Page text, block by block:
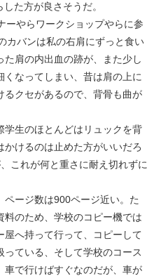
た方が良さそうだ。
ーやらワークショップやらに参
カバンは私の右肩にずっと食い
肩の内出血の跡が、また少し
なってしまい、昔は肩の上に
るクセがあるので、背骨も曲が
学生のほとんどはリュックを背
けるのは止めた方がいいだろ
これが何と重さに耐え切れずに
ージ数は900ページ近い。た
のため、学校のコピー機では
屋へ持って行って、コピーして
ている、そして学校のコース
車で行けばすぐなのだが、車が